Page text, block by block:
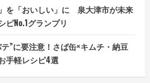
を「おいしい」に 泉大津市が未来
ピNo.1グランプリ
”に要注意！さば缶×キムチ・納豆
手軽レシピ4選